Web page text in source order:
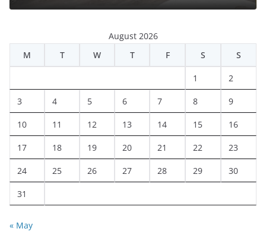
August 2026
M
T W T F S S
1 2
3 4 5 6 7 8 9
10 11 12 13 14 15 16
17 18 19 20 21 22 23
24 25 26 27 28 29 30
31
« May